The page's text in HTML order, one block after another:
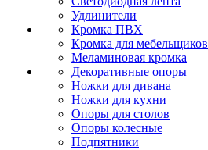
Удлинители
Кромка ПВХ
Кромка для мебельщиков
Меламиновая кромка
Декоративные опоры
Ножки для дивана
Ножки для кухни
Опоры для столов
Опоры колесные
Подпятники